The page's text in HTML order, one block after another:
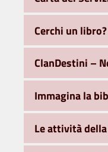
Cerchi un libro?
ClanDestini –
Immagina la
Le attività